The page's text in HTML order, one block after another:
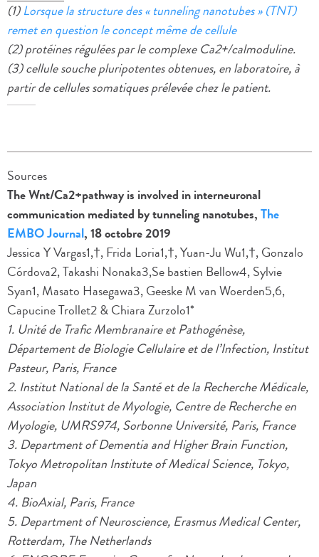
(1)Lorsque la structure des « tunneling nanotubes » (TNT)
remet en question le concept même de cellule
(2) protéines régulées par le complexe Ca2+/calmoduline.
(3) cellule souche pluripotentes obtenues, en laboratoire, à
partir de cellules somatiques prélevée chez le patient.
Sources
The Wnt/Ca2+pathway is involved in interneuronal
communication mediated by tunneling nanotubes,The
EMBO Journal, 18 octobre 2019
Jessica Y Vargas1,†, Frida Loria1,†, Yuan-Ju Wu1,†, Gonzalo
Córdova2, Takashi Nonaka3,Se bastien Bellow4, Sylvie
Syan1, Masato Hasegawa3, Geeske M van Woerden5,6,
Capucine Trollet2 & Chiara Zurzolo1*
1. Unité de Trafic Membranaire et Pathogénèse,
Département de Biologie Cellulaire et de l’Infection, Institut
Pasteur, Paris, France
2. Institut National de la Santé et de la Recherche Médicale,
Association Institut de Myologie, Centre de Recherche en
Myologie, UMRS974, Sorbonne Université, Paris, France
3. Department of Dementia and Higher Brain Function,
Tokyo Metropolitan Institute of Medical Science, Tokyo,
Japan
4. BioAxial, Paris, France
5. Department of Neuroscience, Erasmus Medical Center,
Rotterdam, The Netherlands